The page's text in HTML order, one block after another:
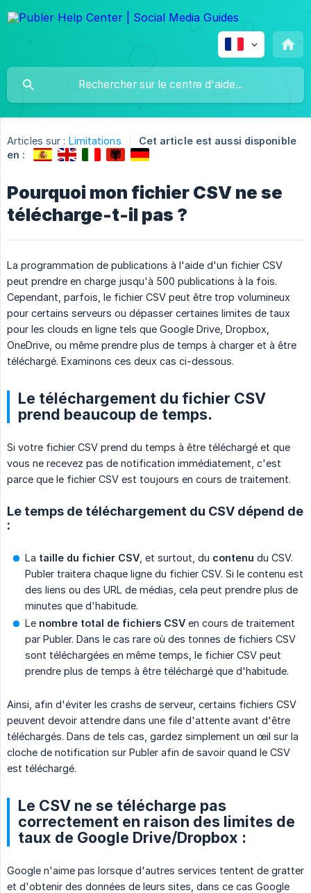
Articles sur : Limitations
Cet article est aussi disponible
en :
Pourquoi mon fichier CSV ne se
télécharge-t-il pas ?
La programmation de publications à l'aide d'un fichier CSV
peut prendre en charge jusqu'à 500 publications à la fois.
Cependant, parfois, le fichier CSV peut être trop volumineux
pour certains serveurs ou dépasser certaines limites de taux
pour les clouds en ligne tels que Google Drive, Dropbox,
OneDrive, ou même prendre plus de temps à charger et à être
téléchargé. Examinons ces deux cas ci-dessous.
Le téléchargement du fichier CSV
prend beaucoup de temps.
Si votre fichier CSV prend du temps à être téléchargé et que
vous ne recevez pas de notification immédiatement, c'est
parce que le fichier CSV est toujours en cours de traitement.
Le temps de téléchargement du CSV dépend de
:
La taille du fichier CSV , et surtout, du contenu du CSV.
Publer traitera chaque ligne du fichier CSV. Si le contenu est
des liens ou des URL de médias, cela peut prendre plus de
minutes que d'habitude.
Le nombre total de fichiers CSV en cours de traitement
par Publer. Dans le cas rare où des tonnes de fichiers CSV
sont téléchargées en même temps, le fichier CSV peut
prendre plus de temps à être téléchargé que d'habitude.
Ainsi, afin d'éviter les crashs de serveur, certains fichiers CSV
peuvent devoir attendre dans une file d'attente avant d'être
téléchargés. Dans de tels cas, gardez simplement un œil sur la
cloche de notification sur Publer afin de savoir quand le CSV
est téléchargé.
Le CSV ne se télécharge pas
correctement en raison des limites de
taux de Google Drive/Dropbox :
Google n'aime pas lorsque d'autres services tentent de gratter
et d'obtenir des données de leurs sites, dans ce cas Google